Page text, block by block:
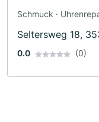
Schmuck ·
Seltersweg 18,
0.0 (0)